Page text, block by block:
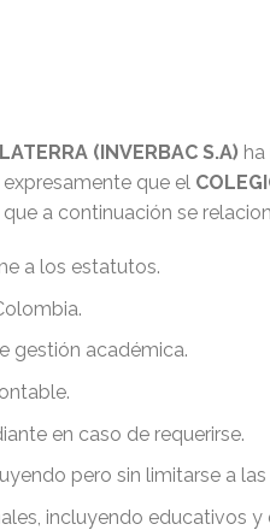
(INVERBAC S.A)
que el
a continuación se
a los estatutos.
gestión académica.
en caso de requerirse.
pero sin limitarse a las
incluyendo educativos y